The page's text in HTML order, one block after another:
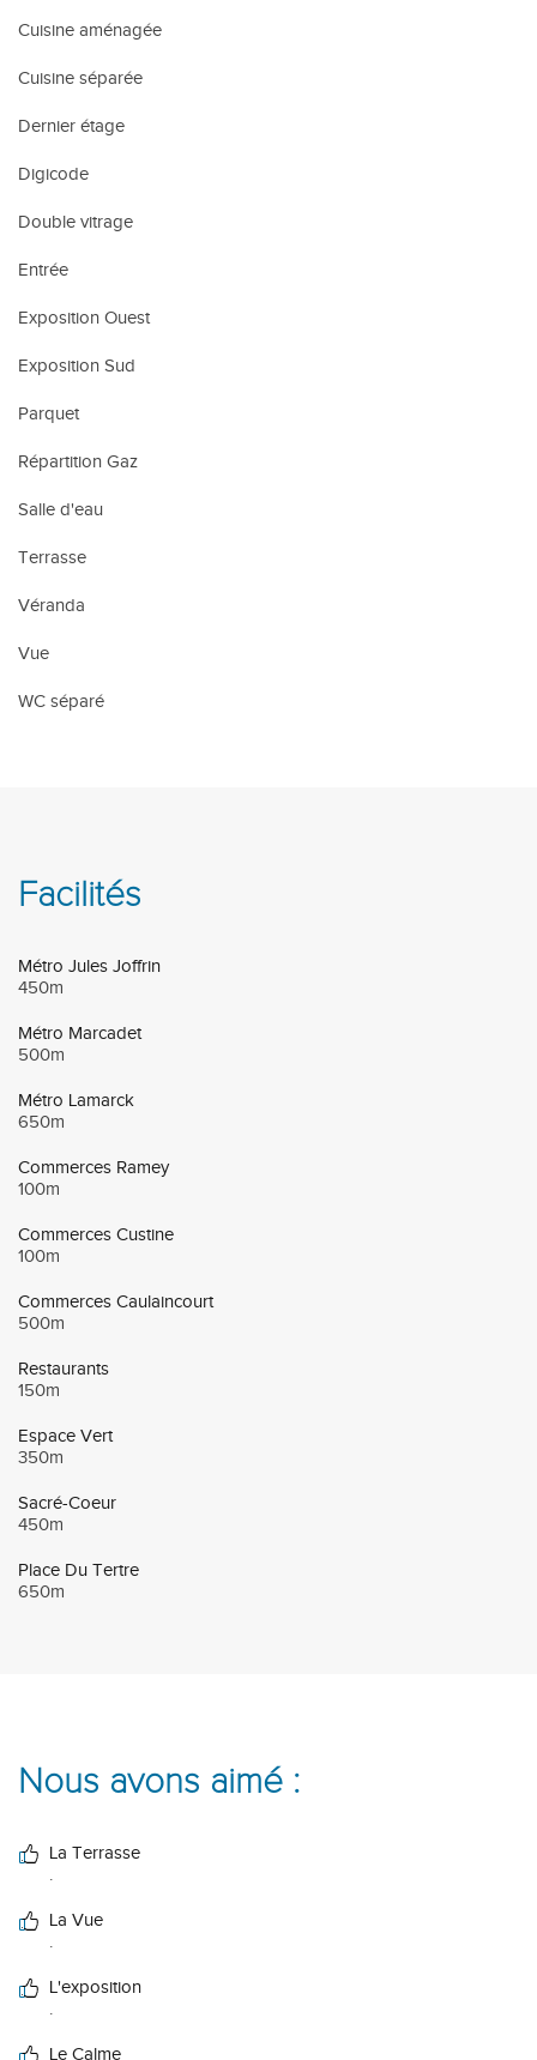
Cuisine aménagée
Cuisine séparée
Dernier étage
Digicode
Double vitrage
Entrée
Exposition Ouest
Exposition Sud
Parquet
Répartition Gaz
Salle d'eau
Terrasse
Véranda
Vue
WC séparé
Facilités
Métro Jules Joffrin
450m
Métro Marcadet
500m
Métro Lamarck
650m
Commerces Ramey
100m
Commerces Custine
100m
Commerces Caulaincourt
500m
Restaurants
150m
Espace Vert
350m
Sacré-Coeur
450m
Place Du Tertre
650m
Nous avons aimé :
La Terrasse
La Vue
L'exposition
Le Calme